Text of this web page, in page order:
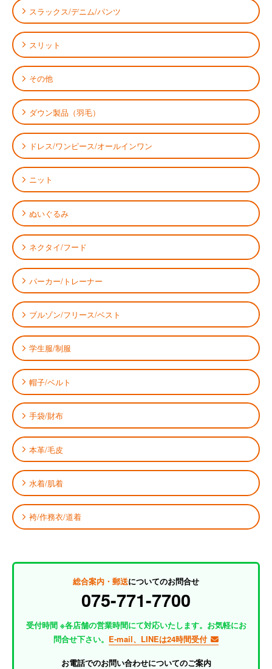
スラックス/デニム/パンツ
スリット
その他
ダウン製品（羽毛）
ドレス/ワンピース/オールインワン
ニット
ぬいぐるみ
ネクタイ/フード
パーカー/トレーナー
ブルゾン/フリース/ベスト
学生服/制服
帽子/ベルト
手袋/財布
本革/毛皮
水着/肌着
袴/作務衣/道着
総合案内・郵送についてのお問合せ
075-771-7700
受付時間 ※各店舗の営業時間にて対応いたします。お気軽にお
問合せ下さい。 E-mail、LINEは24時間受付
お電話でのお問い合わせについてのご案内